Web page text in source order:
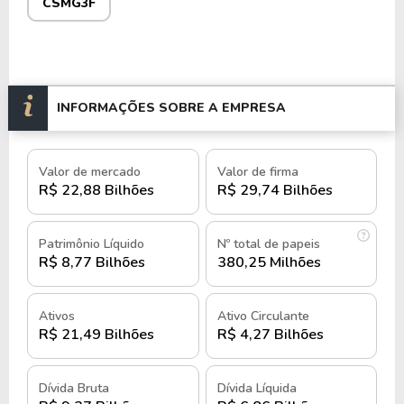
modernização dos serviços pode gerar pressões a
serem ponderadas.
As ações da Copasa são negociadas na B3 sob o
códigoCSMG3e são conhecidas por sua
estabilidade e atratividade para investidores
focados em setores essenciais da economia.
História e quando foi criada a
Copasa
Fundada em 1963, em Belo Horizonte, pelo
governo de Minas Gerais, originalmente como
Companhia Mineira de Água e Esgoto (COMAG) e
INFORMAÇÕES SOBRE A EMPRESA
Valor de mercado
R$ 22,88 Bilhões
Valor de firma
R$ 29,74 Bilhões
Patrimônio Líquido
R$ 8,77 Bilhões
Nº total de papeis
380,25 Milhões
Ativos
R$ 21,49 Bilhões
Ativo Circulante
R$ 4,27 Bilhões
Dívida Bruta Dívida Líquida